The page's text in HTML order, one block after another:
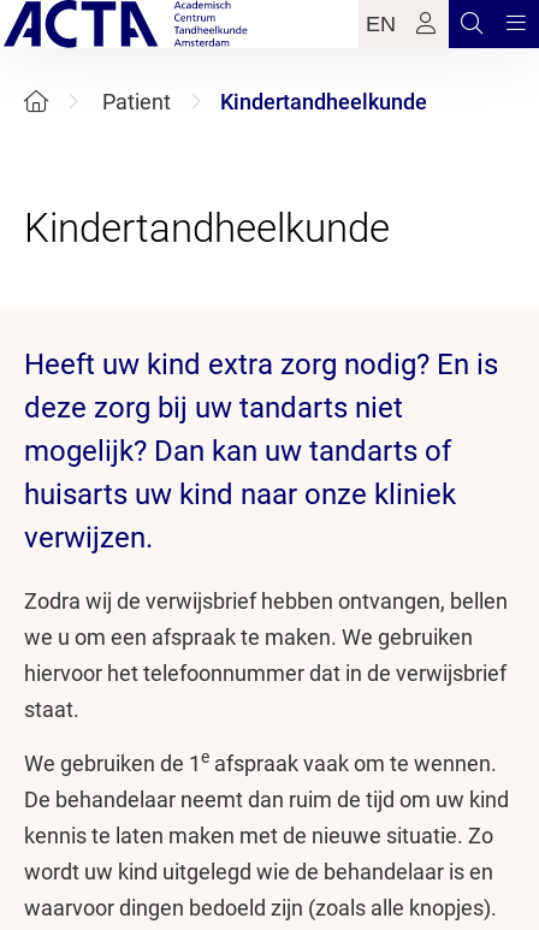
EN
Patient Kindertandheelkunde
Heeft uw kind extra zorg nodig? En is
deze zorg bij uw tandarts niet
mogelijk? Dan kan uw tandarts of
huisarts uw kind naar onze kliniek
verwijzen.
Zodra wij de verwijsbrief hebben ontvangen, bellen
we u om een afspraak te maken. We gebruiken
hiervoor het telefoonnummer dat in de verwijsbrief
staat.
We gebruiken de 1e afspraak vaak om te wennen.
De behandelaar neemt dan ruim de tijd om uw kind
kennis te laten maken met de nieuwe situatie. Zo
wordt uw kind uitgelegd wie de behandelaar is en
waarvoor dingen bedoeld zijn (zoals alle knopjes).